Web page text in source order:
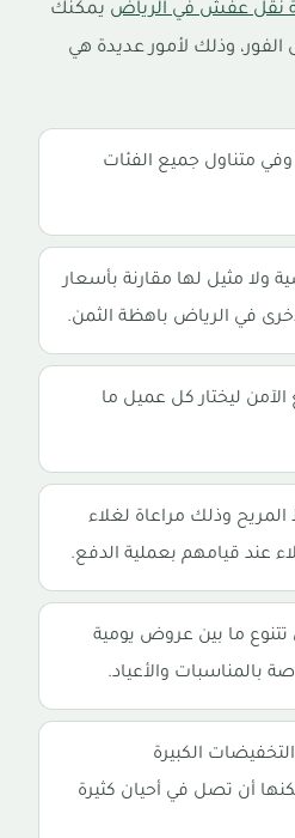
نقل عفش في الرياض يمكنك
الفور، وذلك لأمور عديدة هي
متناول جميع الفئات
ولا مثيل لها مقارنة بأسعار
في الرياض باهظة الثمن.
ليختار كل عميل ما
وذلك مراعاة لغلاء
عند قيامهم بعملية الدفع.
تتنوع ما بين عروض يومية
بالمناسبات والأعياد.
الكبيرة
أن تصل في أحيان كثيرة